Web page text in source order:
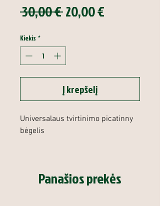
30,00 € Įprastinė
20,00 €Pardavimo
Kiekis *
Į krepšelį
Universalaus tvirtinimo picatinny
bėgelis
Panašios prekės